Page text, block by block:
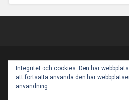
PROUDLY POWERED BY
BASKERVILLE 2 BY
UP ↑
Integritet och cookies: Den här
att fortsätta använda den här
användning.